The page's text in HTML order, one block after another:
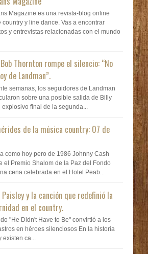
Magazine es una revista-blog online
country y line dance. Vas a encontrar
y entrevistas relacionadas con el mundo
Thornton rompe el silencio: “No
de Landman”.
semanas, los seguidores de Landman
sobre una posible salida de Billy
final de la segunda...
de la música country: 07 de
como hoy pero de 1986 Johnny Cash
el Premio Shalom de la Paz del Fondo
cena celebrada en el Hotel Peab...
y la canción que redefinió la
en el country.
"He Didn't Have to Be" convirtió a los
en héroes silenciosos En la historia
ca...